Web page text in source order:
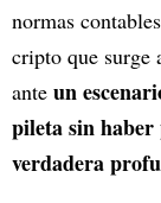
normas
cripto que surge
ante un
pileta sin
verdadera